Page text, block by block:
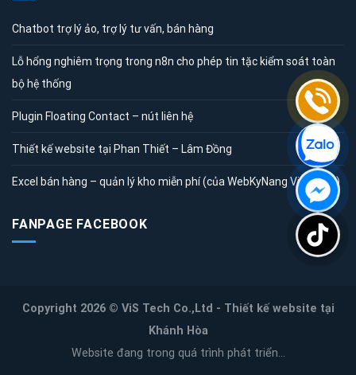
Chatbot trợ lý ảo, trợ lý tư vấn, bán hàng
Lỗ hổng nghiêm trọng trong n8n cho phép tin tặc kiểm soát toàn
bộ hệ thống
Plugin Floating Contact – nút liên hệ
Thiết kế website tại Phan Thiết – Lâm Đồng
Excel bán hàng – quản lý kho miễn phí (của WebKyNang Việt Nam)
FANPAGE FACEBOOK
Copyright 2026 © ViS Tech Co.,Ltd - Thiết kế website tại
Khánh Hòa
Website đang trong quá trình phát triển...